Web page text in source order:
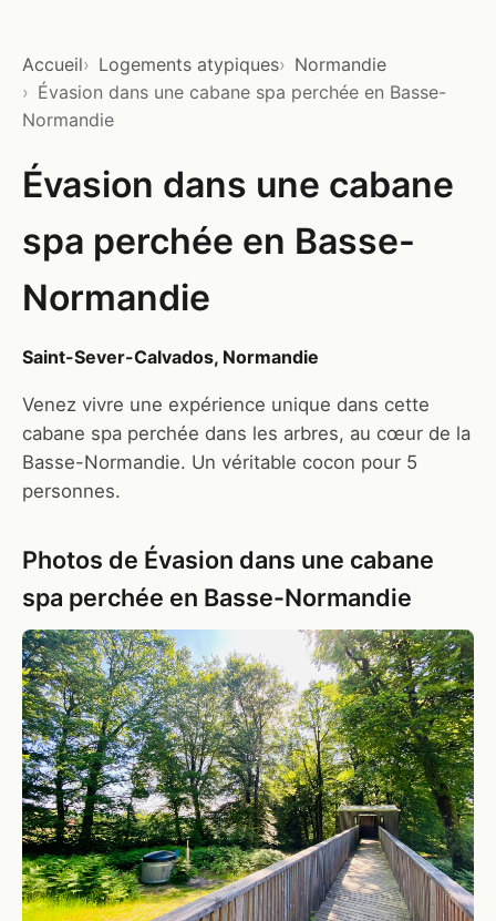
Accueil Logements atypiques
Normandie
Évasion dans une cabane spa perchée en Basse-
Normandie
Évasion dans une cabane
spa perchée en Basse-
Normandie
Saint-Sever-Calvados, Normandie
Venez vivre une expérience unique dans cette
cabane spa perchée dans les arbres, au cœur de la
Basse-Normandie. Un véritable cocon pour 5
personnes.
Photos de Évasion dans une cabane
spa perchée en Basse-Normandie